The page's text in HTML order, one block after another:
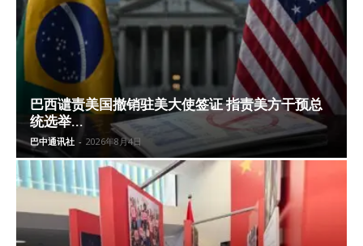
巴西谴责美国撤销驻美大使签证 指责美方干预总
统选举...
巴中通讯社 - 2026年8月4日